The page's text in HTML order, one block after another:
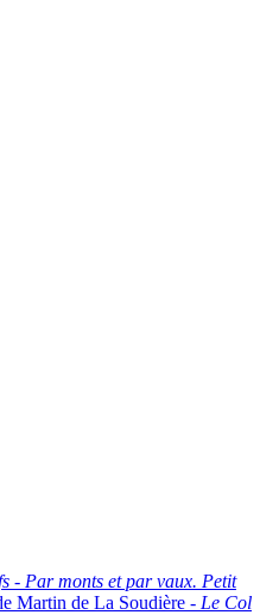
- Par monts et par vaux. Petit
Martin de La Soudière - Le Col